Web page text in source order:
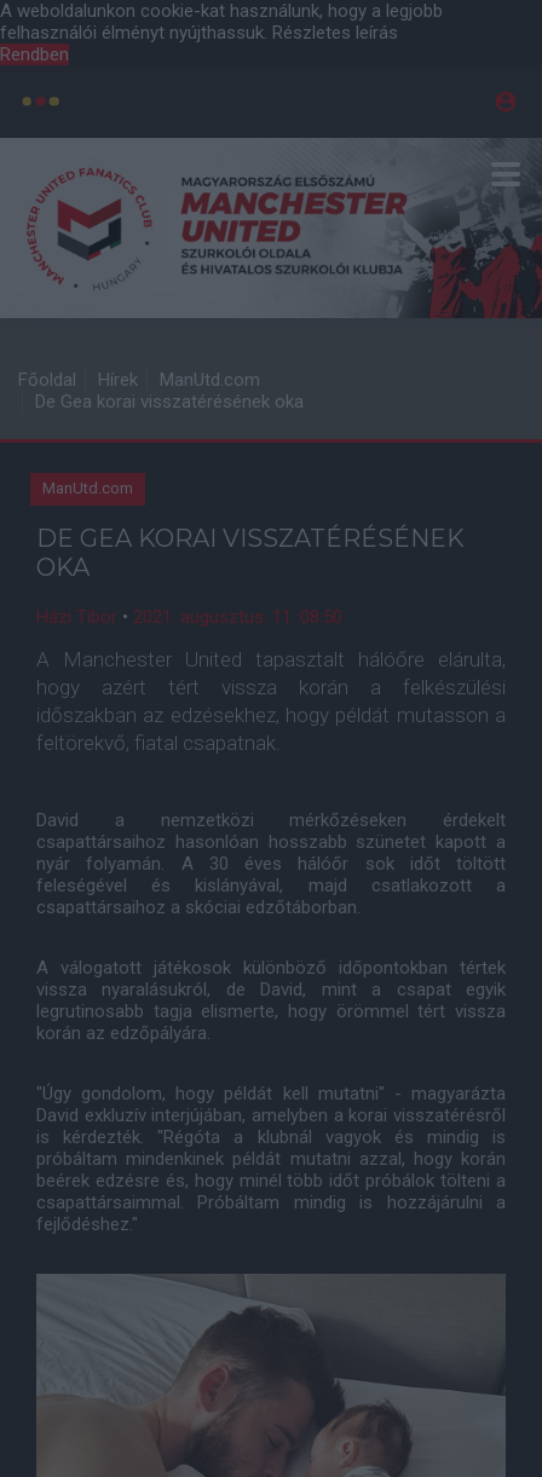
A weboldalunkon cookie-kat használunk, hogy a legjobb
felhasználói élményt nyújthassuk. Részletes leírás
Rendben
Főoldal Hírek
ManUtd.com
De Gea korai visszatérésének oka
ManUtd.com
DE GEA KORAI VISSZATÉRÉSÉNEK
OKA
Házi Tibor • 2021. augusztus. 11. 08:50
A Manchester United tapasztalt hálóőre elárulta,
hogy azért tért vissza korán a felkészülési
időszakban az edzésekhez, hogy példát mutasson a
feltörekvő, fiatal csapatnak.
David a nemzetközi mérkőzéseken érdekelt
csapattársaihoz hasonlóan hosszabb szünetet kapott a
nyár folyamán. A 30 éves hálóőr sok időt töltött
feleségével és kislányával, majd csatlakozott a
csapattársaihoz a skóciai edzőtáborban.
A válogatott játékosok különböző időpontokban tértek
vissza nyaralásukról, de David, mint a csapat egyik
legrutinosabb tagja elismerte, hogy örömmel tért vissza
korán az edzőpályára.
"Úgy gondolom, hogy példát kell mutatni" - magyarázta
David exkluzív interjújában, amelyben a korai visszatérésről
is kérdezték. "Régóta a klubnál vagyok és mindig is
próbáltam mindenkinek példát mutatni azzal, hogy korán
beérek edzésre és, hogy minél több időt próbálok tölteni a
csapattársaimmal. Próbáltam mindig is hozzájárulni a
fejlődéshez."